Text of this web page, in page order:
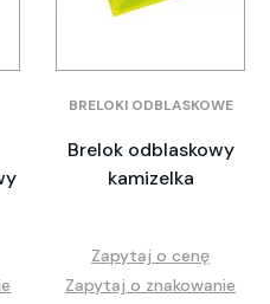
BRELOKI ODBLASKOWE
Brelok odblaskowy
kamizelka
Zapytaj o cenę
Zapytaj o znakowanie